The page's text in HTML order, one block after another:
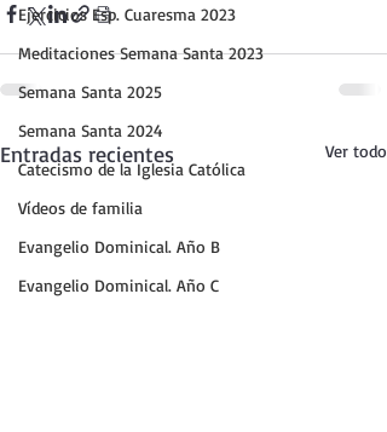
Ejercicios Esp. Cuaresma 2023
Meditaciones Semana Santa 2023
Semana Santa 2025
Semana Santa 2024
Catecismo de la Iglesia Católica
Vídeos de familia
Evangelio Dominical. Año B
Evangelio Dominical. Año C
Entradas recientes Ver todo